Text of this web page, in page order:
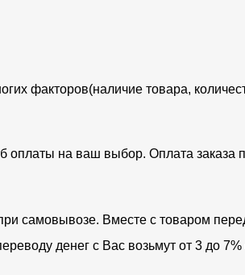
факторов(наличие товара,
оплаты на ваш выбор. Оплата
самовывозе. Вместе с товаром
денег с Вас возьмут от 3 до 7%